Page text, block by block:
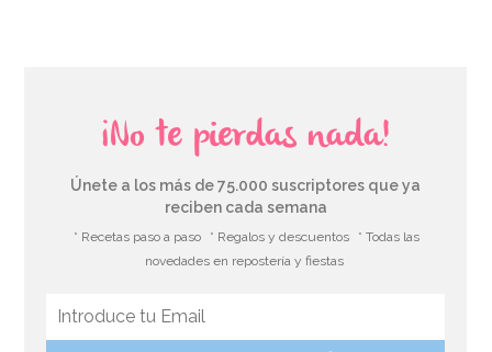
¡No te pierdas nada!
Únete a los más de 75.000 suscriptores que ya
reciben cada semana
* Recetas paso a paso * Regalos y descuentos
* Todas las
novedades en repostería y fiestas